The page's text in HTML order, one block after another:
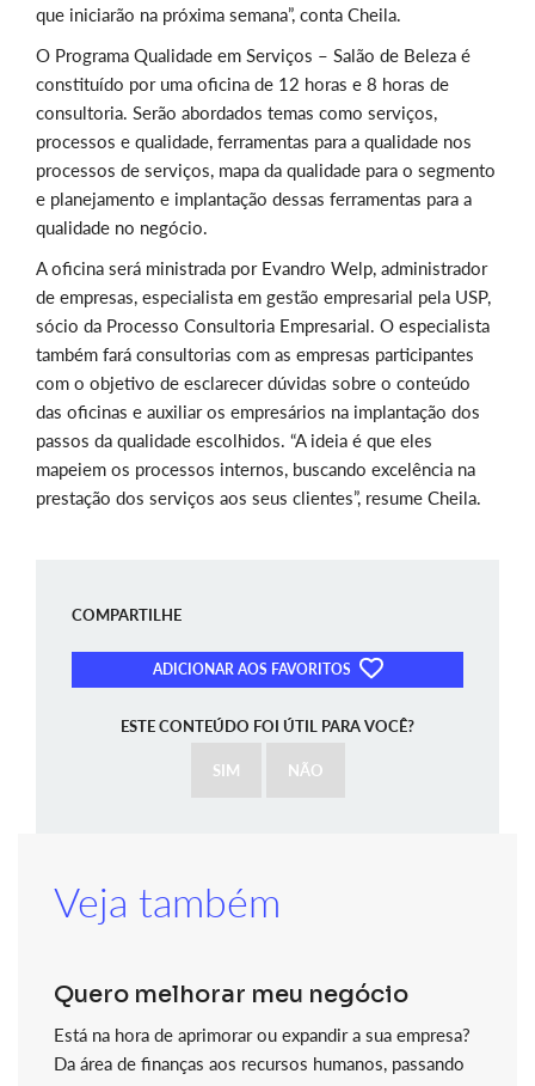
que iniciarão na próxima semana”, conta Cheila.
O Programa Qualidade em Serviços – Salão de Beleza é
constituído por uma oficina de 12 horas e 8 horas de
consultoria. Serão abordados temas como serviços,
processos e qualidade, ferramentas para a qualidade nos
processos de serviços, mapa da qualidade para o segmento
e planejamento e implantação dessas ferramentas para a
qualidade no negócio.
A oficina será ministrada por Evandro Welp, administrador
de empresas, especialista em gestão empresarial pela USP,
sócio da Processo Consultoria Empresarial. O especialista
também fará consultorias com as empresas participantes
com o objetivo de esclarecer dúvidas sobre o conteúdo
das oficinas e auxiliar os empresários na implantação dos
passos da qualidade escolhidos. “A ideia é que eles
mapeiem os processos internos, buscando excelência na
prestação dos serviços aos seus clientes”, resume Cheila.
COMPARTILHE
ADICIONAR AOS FAVORITOS
ESTE CONTEÚDO FOI ÚTIL PARA VOCÊ?
SIM NÃO
Veja também
Quero melhorar meu negócio
Está na hora de aprimorar ou expandir a sua empresa?
Da área de finanças aos recursos humanos, passando